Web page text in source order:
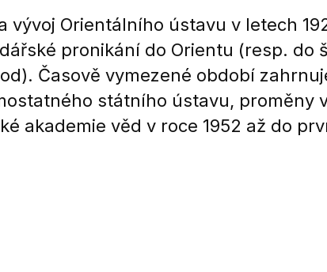
Orientálního ústavu v letech
pronikání do Orientu (resp. do
Časově vymezené období
státního ústavu, proměny
akademie věd v roce 1952 až do